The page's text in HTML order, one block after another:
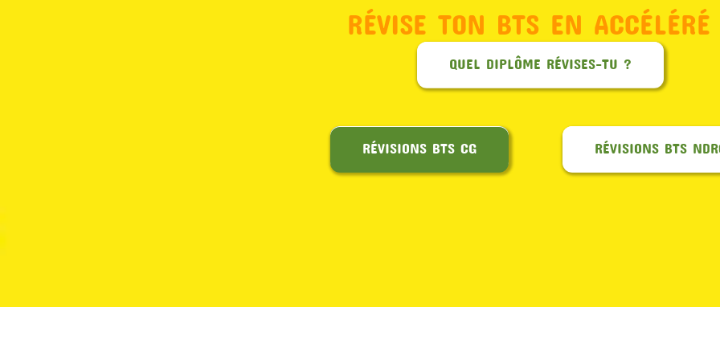
RÉVISE TON BTS EN
QUEL DIPLÔME RÉVISES-TU ?
RÉVISIONS BTS CG RÉVISIONS BTS